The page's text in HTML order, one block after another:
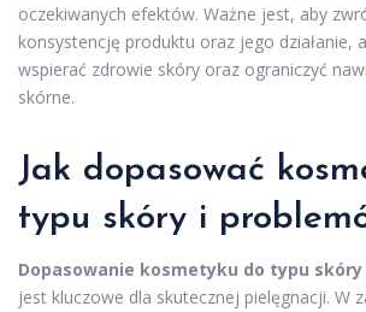
oczekiwanych efektów. Ważne jest, aby
konsystencję produktu oraz jego działanie,
wspierać zdrowie skóry oraz ograniczyć
skórne.
Jak dopasować
typu skóry i
Dopasowanie kosmetyku do typu
jest kluczowe dla skutecznej pielęgnacji. W